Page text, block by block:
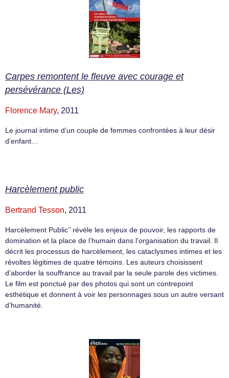
Carpes remontent le fleuve avec courage et
persévérance (Les)
Florence Mary, 2011
Le journal intime d’un couple de femmes confrontées à leur désir
d’enfant…
Harcèlement public
Bertrand Tesson, 2011
Harcèlement Public’’ révèle les enjeux de pouvoir, les rapports de
domination et la place de l’humain dans l’organisation du travail. Il
décrit les processus de harcèlement, les cataclysmes intimes et les
révoltes légitimes de quatre témoins. Les auteurs choisissent
d’aborder la souffrance au travail par la seule parole des victimes.
Le film est ponctué par des photos qui sont un contrepoint
esthétique et donnent à voir les personnages sous un autre versant
d’humanité.